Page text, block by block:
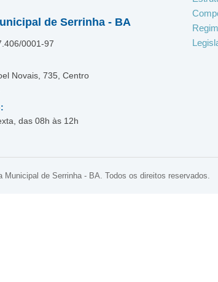
de Serrinha - BA
0001-97
Novais, 735, Centro
das 08h às 12h
Municipal de Serrinha - BA. Todos os direitos reservados.